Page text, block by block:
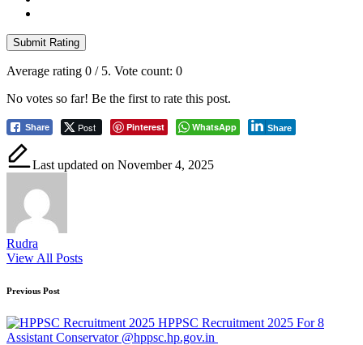
Submit Rating
Average rating 0 / 5. Vote count: 0
No votes so far! Be the first to rate this post.
Share Post Pinterest WhatsApp Share
Last updated on November 4, 2025
Rudra
View All Posts
Post
navigation
Previous Post
HPPSC Recruitment 2025 For 8
Assistant Conservator @hppsc.hp.gov.in